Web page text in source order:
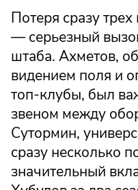
Потеря сразу
— серьезный
штаба. Ахметов,
видением поля и
топ-клубы, был
звеном между
Сутормин,
сразу несколько
значительный